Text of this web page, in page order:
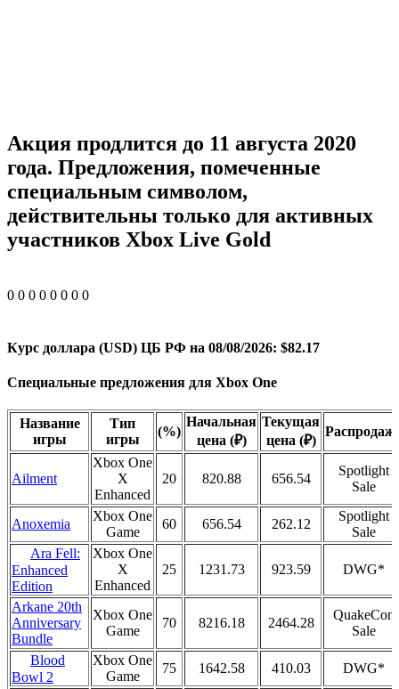
Акция продлится до 11 августа 2020
года. Предложения, помеченные
специальным символом,
действительны только для активных
участников Xbox Live Gold
0 0 0 0 0 0 0 0
Курс доллара (USD) ЦБ РФ на 08/08/2026: $82.17
Специальные предложения для Xbox One
Название
игры
Тип
игры
(%)
Начальная
цена (₽)
Текущая
цена (₽)
Ailment
Xbox One
X
Enhanced
20 820.88 656.54
Spotlight
Sale
Anoxemia
Xbox One
Game
60 656.54 262.12
Spotlight
Sale
Ara Fell:
Enhanced
Edition
Xbox One
X
Enhanced
25 1231.73 923.59 DWG*
Arkane 20th
Anniversary
Bundle
Xbox One
Game
70 8216.18 2464.28
QuakeCon
Sale
Blood
Bowl 2
Xbox One
Game
75 1642.58 410.03
DWG*